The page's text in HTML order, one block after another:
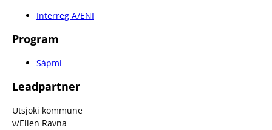
Interreg A/ENI
Program
Sàpmi
Leadpartner
Utsjoki kommune
v/Ellen Ravna